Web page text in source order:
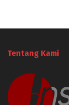
Tentang Kami